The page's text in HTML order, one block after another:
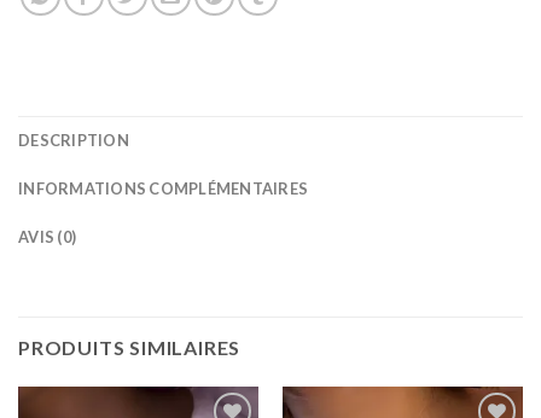
DESCRIPTION
INFORMATIONS COMPLÉMENTAIRES
AVIS (0)
PRODUITS SIMILAIRES